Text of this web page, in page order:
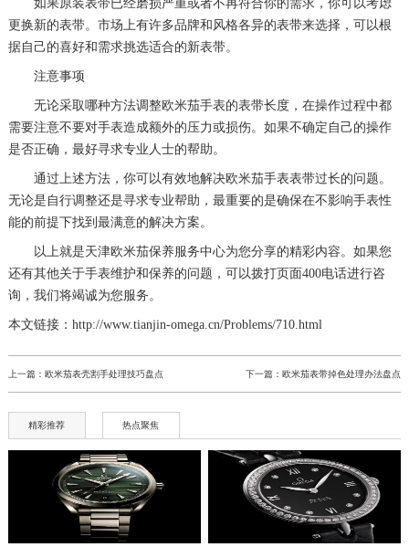
如果原装表带已经磨损严重或者不再符合你的需求，你可以考虑
更换新的表带。市场上有许多品牌和风格各异的表带来选择，可以根
据自己的喜好和需求挑选适合的新表带。
注意事项
无论采取哪种方法调整欧米茄手表的表带长度，在操作过程中都
需要注意不要对手表造成额外的压力或损伤。如果不确定自己的操作
是否正确，最好寻求专业人士的帮助。
通过上述方法，你可以有效地解决欧米茄手表表带过长的问题。
无论是自行调整还是寻求专业帮助，最重要的是确保在不影响手表性
能的前提下找到最满意的解决方案。
以上就是天津欧米茄保养服务中心为您分享的精彩内容。如果您
还有其他关于手表维护和保养的问题，可以拨打页面400电话进行咨
询，我们将竭诚为您服务。
本文链接：http://www.tianjin-omega.cn/Problems/710.html
上一篇： 欧米茄表壳割手处理技巧盘点 下一篇： 欧米茄表带掉色处理办法盘点
精彩推荐 热点聚焦